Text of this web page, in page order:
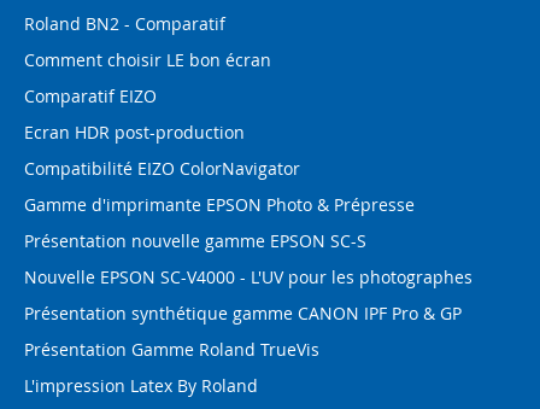
Roland BN2 - Comparatif
Comment choisir LE bon écran
Comparatif EIZO
Ecran HDR post-production
Compatibilité EIZO ColorNavigator
Gamme d'imprimante EPSON Photo & Prépresse
Présentation nouvelle gamme EPSON SC-S
Nouvelle EPSON SC-V4000 - L'UV pour les photographes
Présentation synthétique gamme CANON IPF Pro & GP
Présentation Gamme Roland TrueVis
L'impression Latex By Roland